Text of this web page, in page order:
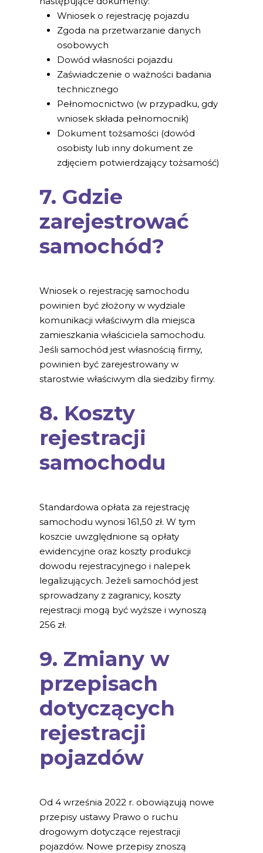
Wniosek o rejestrację pojazdu
Zgoda na przetwarzanie danych
osobowych
Dowód własności pojazdu
Zaświadczenie o ważności badania
technicznego
Pełnomocnictwo (w przypadku, gdy
wniosek składa pełnomocnik)
Dokument tożsamości (dowód
osobisty lub inny dokument ze
zdjęciem potwierdzający tożsamość)
7. Gdzie
zarejestrować
samochód?
Wniosek o rejestrację samochodu
powinien być złożony w wydziale
komunikacji właściwym dla miejsca
zamieszkania właściciela samochodu.
Jeśli samochód jest własnością firmy,
powinien być zarejestrowany w
starostwie właściwym dla siedziby firmy.
8. Koszty
rejestracji
samochodu
Standardowa opłata za rejestrację
samochodu wynosi 161,50 zł. W tym
koszcie uwzględnione są opłaty
ewidencyjne oraz koszty produkcji
dowodu rejestracyjnego i nalepek
legalizujących. Jeżeli samochód jest
sprowadzany z zagranicy, koszty
rejestracji mogą być wyższe i wynoszą
256 zł.
9. Zmiany w
przepisach
dotyczących
rejestracji
pojazdów
Od 4 września 2022 r. obowiązują nowe
przepisy ustawy Prawo o ruchu
drogowym dotyczące rejestracji
pojazdów. Nowe przepisy znoszą